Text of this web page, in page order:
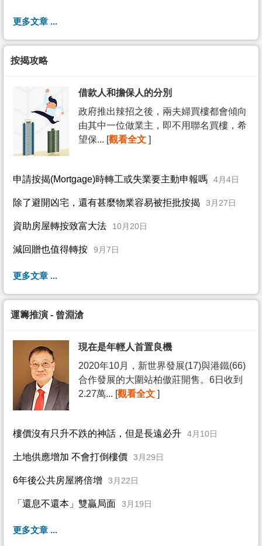
更多文章 ...
按揭攻略
借款人和擔保人的分別
政府推出辣招之後，兩夫婦買樓都會傾向
由其中一位做業主，即不用聯名買樓，希
望保... [觀看全文 ]
申請按揭(Mortgage)時轉工或失業要主動申報嗎 4月4日
除了避開凶宅，還有甚麼物業容易被拒批按揭 3月27日
資助房屋轉按致富大法 10月20日
減回贈也值得轉按 9月7日
更多文章 ...
運籌推演 - 曾淵滄
現在是年輕人首置良機
2020年10月，新世界發展(17)與港鐵(66)
合作發展的大圍站柏傲莊開售。6日收到
2.27萬... [觀看全文 ]
樓價沒有只升不跌的神話，但是長遠必升 4月10日
土地供應增加 不會打倒樓價 3月29日
6年後公共房屋將倍增 3月22日
「還息不還本」雙贏局面 3月19日
更多文章 ...